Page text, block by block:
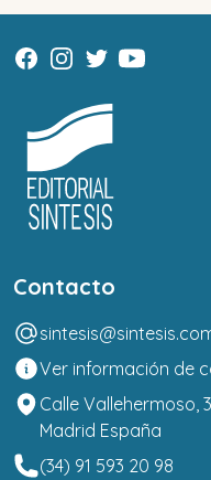
Contacto
Ver información de
Calle Vallehermoso,
Madrid España
(34) 91 593 20 98